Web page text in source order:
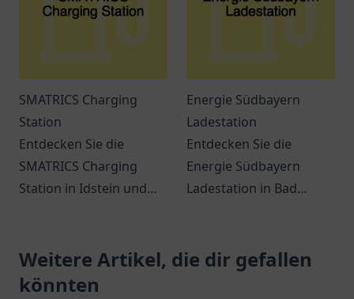
SMATRICS Charging
Station
Entdecken Sie die
SMATRICS Charging
Station in Idstein und
Elektrofahrzeuge.
Energie Südbayern
Ladestation
Entdecken Sie die
Energie Südbayern
Ladestation in Bad
mit Elektrofahrzeugen.
Weitere Artikel, die dir gefallen
könnten